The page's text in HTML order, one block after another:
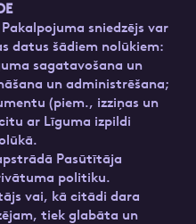
sniedzējs var
datus šādiem nolūkiem:
sagatavošana un
un administrēšana;
(piem., izziņas un
ar Līguma izpildi
Pasūtītāja
politiku.
vai, kā citādi dara
tiek glabāta un